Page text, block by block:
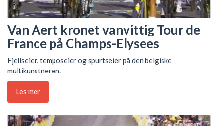
Van Aert kronet vanvittig Tour de
France på Champs-Elysees
Fjellseier, temposeier og spurtseier på den belgiske
multikunstneren.
Les mer